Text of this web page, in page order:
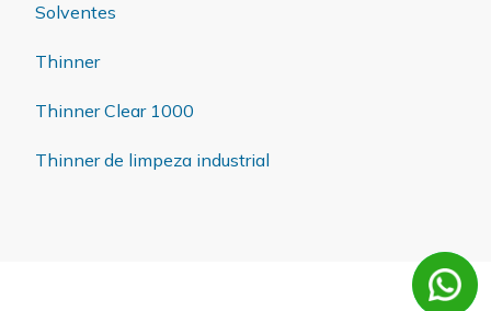
Solventes
Thinner
Thinner Clear 1000
Thinner de limpeza industrial